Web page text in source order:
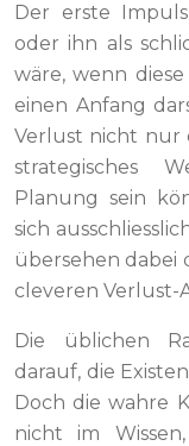
Der erste
oder ihn als
wäre, wenn
einen Anfang
Verlust nicht nur
strategisches
Planung sein
sich
übersehen dabei
cleveren
Die üblichen
darauf, die
Doch die wahre
nicht im